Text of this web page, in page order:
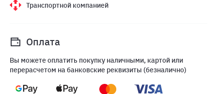
Транспортной компанией
Оплата
Вы можете оплатить покупку наличными, картой или
перерасчетом на банковские реквизиты (безналично)